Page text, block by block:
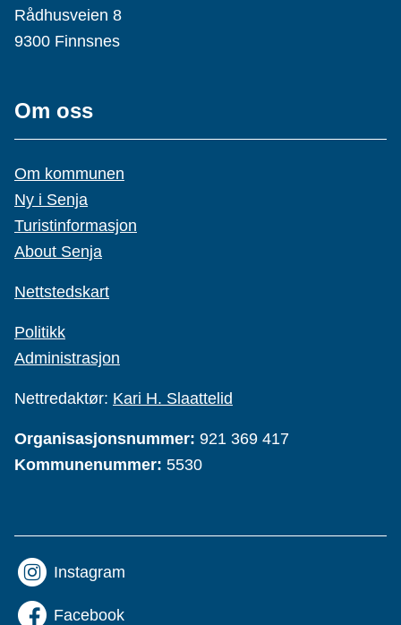
Rådhusveien 8
9300 Finnsnes
Om oss
Om kommunen
Ny i Senja
Turistinformasjon
About Senja
Nettstedskart
Politikk
Administrasjon
Nettredaktør: Kari H. Slaattelid
Organisasjonsnummer: 921 369 417
Kommunenummer: 5530
Instagram
Facebook